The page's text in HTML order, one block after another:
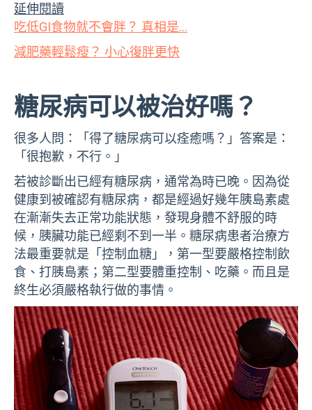
延伸閱讀
吃低GI食物就不會胖？ 真相是…
減肥藥輕鬆瘦？ 小心復胖更快
糖尿病可以被治好嗎？
很多人問：「得了糖尿病可以痊癒嗎？」答案是：
「很抱歉，不行。」
若被診斷出已經有糖尿病，通常為時已晚。因為從
健康到被確認有糖尿病，都是經過好幾年胰島素處
在漸漸失去正常功能狀態，發現身體不舒服的時
候，胰臟功能已經剩不到一半。糖尿病患者治療方
法最重要就是「控制血糖」，第一型要嚴格控制飲
食、打胰島素；第二型要體重控制、吃藥。而且是
終生必須嚴格執行做的事情。